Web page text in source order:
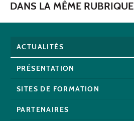
DANS LA MÊME RUBRIQUE
ACTUALITÉS
PRÉSENTATION
SITES DE FORMATION
PARTENAIRES